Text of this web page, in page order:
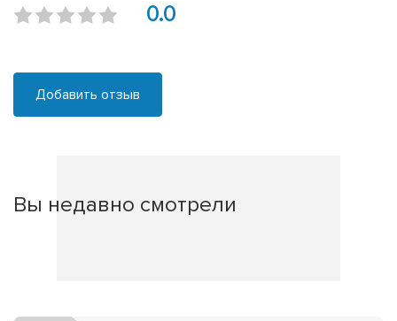
0.0
Добавить отзыв
Вы недавно смотрели